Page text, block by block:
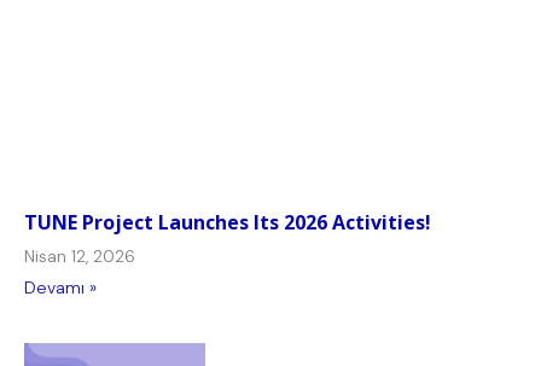
TUNE Project Launches Its 2026 Activities!
Nisan 12, 2026
Devamı »